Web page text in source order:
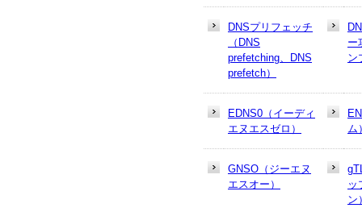
DNSプリフェッチ
（DNS
prefetching、DNS
prefetch）
ー
ン
EDNS0（イーディ
エヌエスゼロ）
ム
GNSO（ジーエヌ
エスオー）
ッ
ン